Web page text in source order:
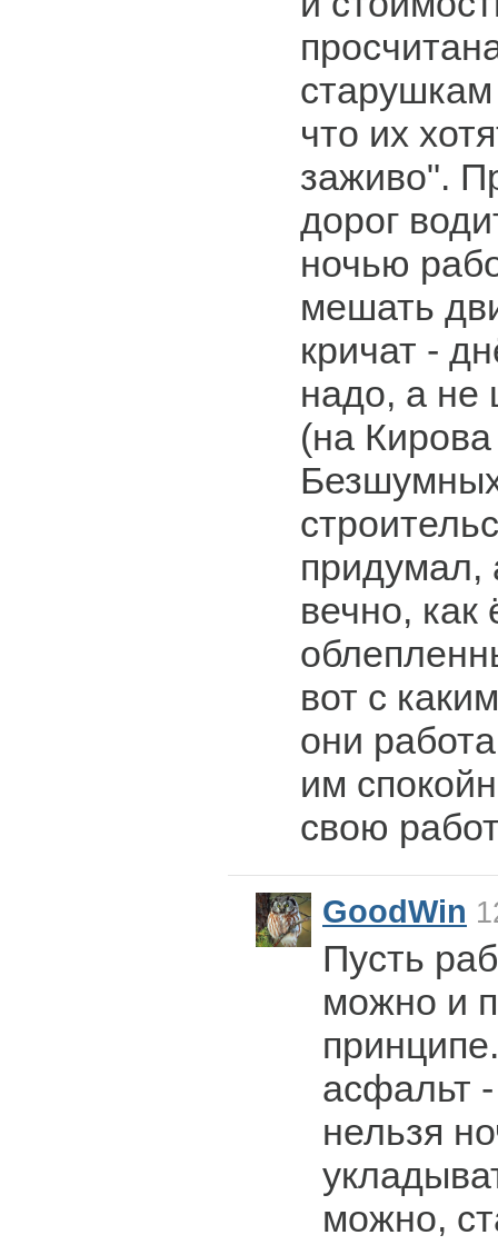
старушкам
что их
заживо".
дорог
ночью
мешать
кричат -
надо, а не
(на
придумал,
вечно,
вот с
они
им
свою
GoodWin
Пусть
можно и
асфальт
нельзя
можно,